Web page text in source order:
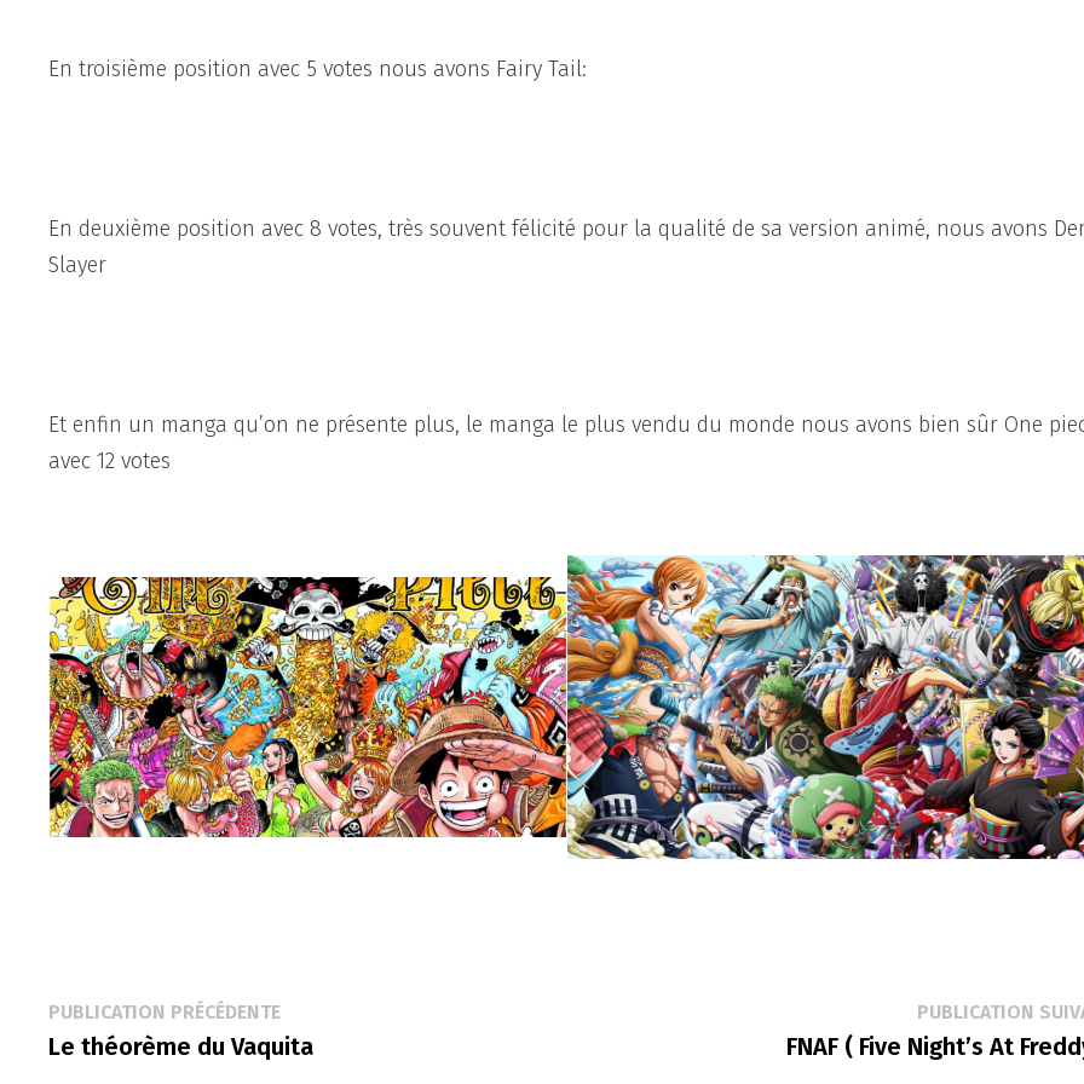
En troisième position avec 5 votes nous avons Fairy Tail:
En deuxième position avec 8 votes, très souvent félicité pour la qualité de sa version animé, nous avons
Slayer
Et enfin un manga qu’on ne présente plus, le manga le plus vendu du monde nous avons bien sûr One
avec 12 votes
Navigation
de
PUBLICATION PRÉCÉDENTEPublication
précédente :
Le théorème du Vaquita
PUBLICATION
FNAF ( Five Night’s At